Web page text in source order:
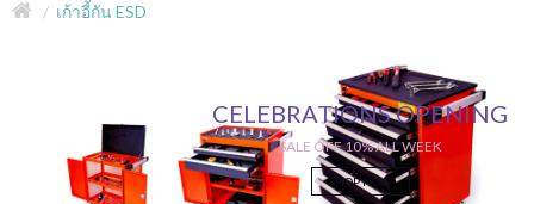
เก้าอี้กัน ESD
CELEBRATIONS OPENING
SALE OFF 10% ALL WEEK
SHOP NOW